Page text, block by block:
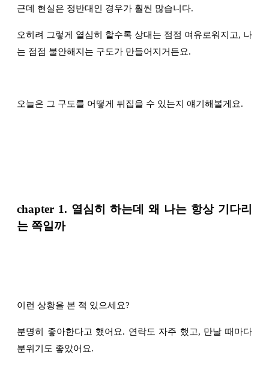
근데 현실은 정반대인 경우가 훨씬 많습니다.
오히려 그렇게 열심히 할수록 상대는 점점 여유로워지고, 나
는 점점 불안해지는 구도가 만들어지거든요.
오늘은 그 구도를 어떻게 뒤집을 수 있는지 얘기해볼게요.
chapter 1. 열심히 하는데 왜 나는 항상 기다리
는 쪽일까
이런 상황을 본 적 있으세요?
분명히 좋아한다고 했어요. 연락도 자주 했고, 만날 때마다
분위기도 좋았어요.